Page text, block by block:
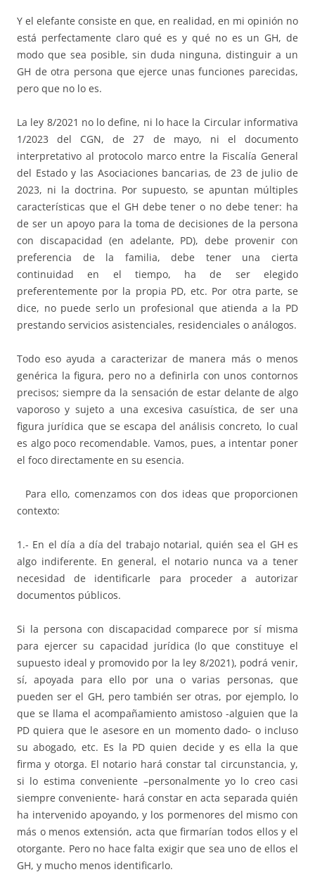
Y el elefante consiste en que, en realidad, en mi opinión no
está perfectamente claro qué es y qué no es un GH, de
modo que sea posible, sin duda ninguna, distinguir a un
GH de otra persona que ejerce unas funciones parecidas,
pero que no lo es.
La ley 8/2021 no lo define, ni lo hace la Circular informativa
1/2023 del CGN, de 27 de mayo, ni el documento
interpretativo al protocolo marco entre la Fiscalía General
del Estado y las Asociaciones bancarias, de 23 de julio de
2023, ni la doctrina. Por supuesto, se apuntan múltiples
características que el GH debe tener o no debe tener: ha
de ser un apoyo para la toma de decisiones de la persona
con discapacidad (en adelante, PD), debe provenir con
preferencia de la familia, debe tener una cierta
continuidad en el tiempo, ha de ser elegido
preferentemente por la propia PD, etc. Por otra parte, se
dice, no puede serlo un profesional que atienda a la PD
prestando servicios asistenciales, residenciales o análogos.
Todo eso ayuda a caracterizar de manera más o menos
genérica la figura, pero no a definirla con unos contornos
precisos; siempre da la sensación de estar delante de algo
vaporoso y sujeto a una excesiva casuística, de ser una
figura jurídica que se escapa del análisis concreto, lo cual
es algo poco recomendable. Vamos, pues, a intentar poner
el foco directamente en su esencia.
Para ello, comenzamos con dos ideas que proporcionen
contexto:
1.- En el día a día del trabajo notarial, quién sea el GH es
algo indiferente. En general, el notario nunca va a tener
necesidad de identificarle para proceder a autorizar
documentos públicos.
Si la persona con discapacidad comparece por sí misma
para ejercer su capacidad jurídica (lo que constituye el
supuesto ideal y promovido por la ley 8/2021), podrá venir,
sí, apoyada para ello por una o varias personas, que
pueden ser el GH, pero también ser otras, por ejemplo, lo
que se llama el acompañamiento amistoso -alguien que la
PD quiera que le asesore en un momento dado- o incluso
su abogado, etc. Es la PD quien decide y es ella la que
firma y otorga. El notario hará constar tal circunstancia, y,
si lo estima conveniente –personalmente yo lo creo casi
siempre conveniente- hará constar en acta separada quién
ha intervenido apoyando, y los pormenores del mismo con
más o menos extensión, acta que firmarían todos ellos y el
otorgante. Pero no hace falta exigir que sea uno de ellos el
GH, y mucho menos identificarlo.